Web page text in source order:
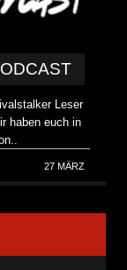
Leser
haben euch in
27 MÄRZ